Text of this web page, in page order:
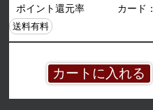
ポイント還元率
カード
送料有料